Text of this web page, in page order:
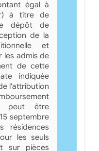
égal à
à titre de
dépôt de
de la
et
les admis de
de cette
indiquée
l'attribution
peut être
septembre
résidences
les seuls
sur pièces